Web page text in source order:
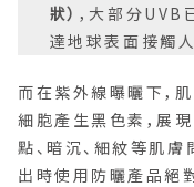
狀） ，大部分UVB
達地球表面接觸人
而在紫外線曝曬下，
細胞產生黑色素，展
點、暗沉、細紋等肌膚
出時使用防曬產品絕